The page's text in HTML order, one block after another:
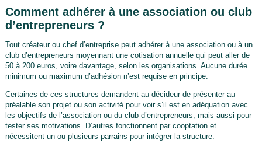
Comment adhérer à une association ou club
d’entrepreneurs ?
Tout créateur ou chef d’entreprise peut adhérer à une association ou à un
club d’entrepreneurs moyennant une cotisation annuelle qui peut aller de
50 à 200 euros, voire davantage, selon les organisations. Aucune durée
minimum ou maximum d’adhésion n’est requise en principe.
Certaines de ces structures demandent au décideur de présenter au
préalable son projet ou son activité pour voir s’il est en adéquation avec
les objectifs de l’association ou du club d’entrepreneurs, mais aussi pour
tester ses motivations. D’autres fonctionnent par cooptation et
nécessitent un ou plusieurs parrains pour intégrer la structure.